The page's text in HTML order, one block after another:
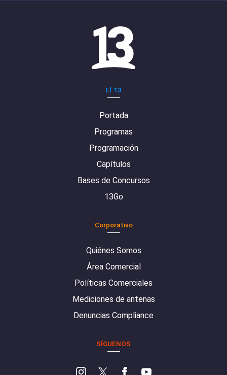
El 13
Portada
Programas
Programación
Capítulos
Bases de Concursos
13Go
Corporativo
Quiénes Somos
Área Comercial
Políticas Comerciales
Mediciones de antenas
Denuncias Compliance
SÍGUENOS